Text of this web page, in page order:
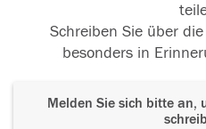
Schreiben Sie über
besonders in
Melden Sie sich bitte an,